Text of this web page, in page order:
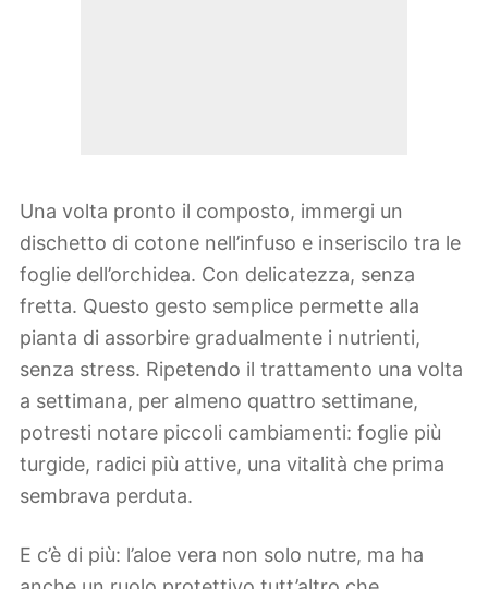
Una volta pronto il composto, immergi un
dischetto di cotone nell’infuso e inseriscilo tra le
foglie dell’orchidea. Con delicatezza, senza
fretta. Questo gesto semplice permette alla
pianta di assorbire gradualmente i nutrienti,
senza stress. Ripetendo il trattamento una volta
a settimana, per almeno quattro settimane,
potresti notare piccoli cambiamenti: foglie più
turgide, radici più attive, una vitalità che prima
sembrava perduta.
E c’è di più: l’aloe vera non solo nutre, ma ha